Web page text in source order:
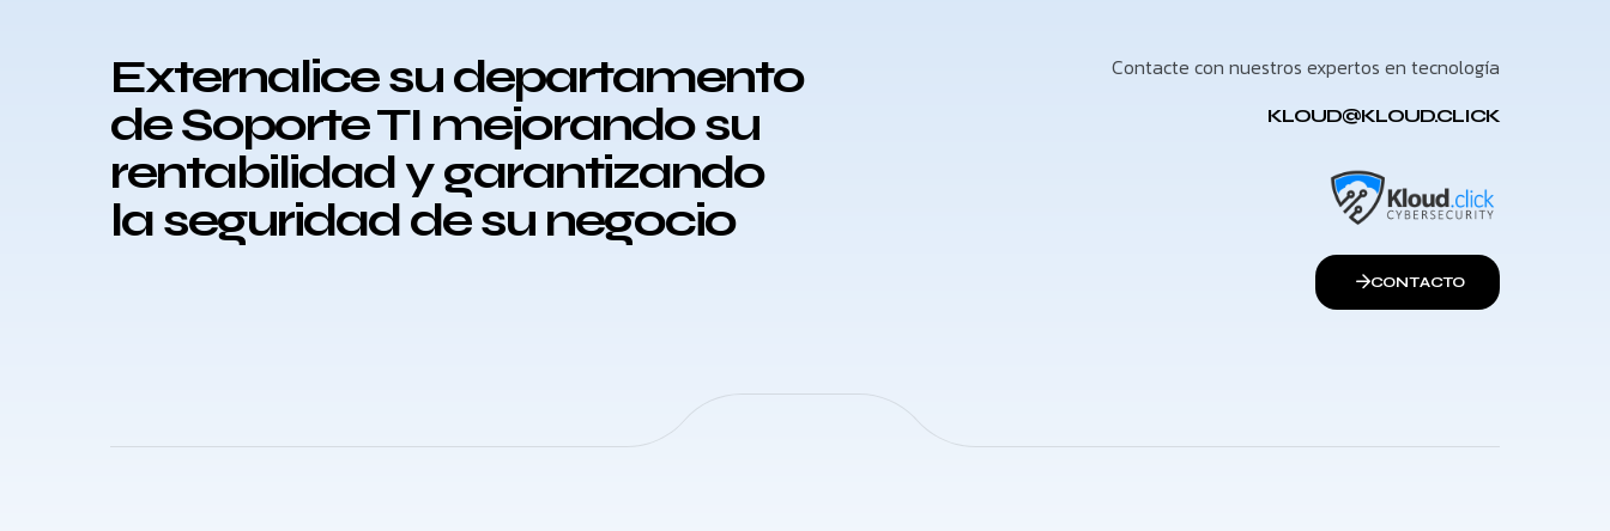
Externalice su departamento
de Soporte TI mejorando su
rentabilidad y garantizando
la seguridad de su negocio
Contacte con nuestros expertos en tecnología
KLOUD@KLOUD.CLICK
CONTACTO